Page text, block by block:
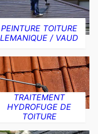
PEINTURE TOITURE
LEMANIQUE / VAUD
TRAITEMENT
HYDROFUGE DE
TOITURE